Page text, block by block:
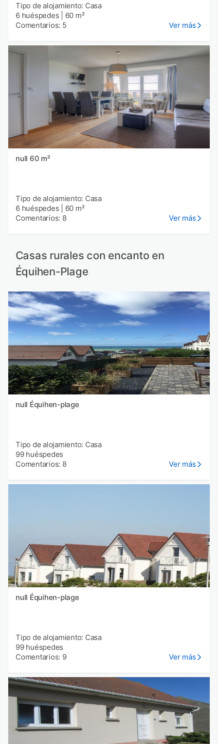
Tipo de alojamiento: Casa
6 huéspedes
60 m²
Comentarios: 5
Ver más
null 60 m²
Tipo de alojamiento: Casa
6 huéspedes
60 m²
Comentarios: 8
Ver más
Casas rurales con encanto en
Équihen-Plage
null Équihen-plage
Tipo de alojamiento: Casa
99 huéspedes
Comentarios: 8
Ver más
null Équihen-plage
Tipo de alojamiento: Casa
99 huéspedes
Comentarios: 9
Ver más